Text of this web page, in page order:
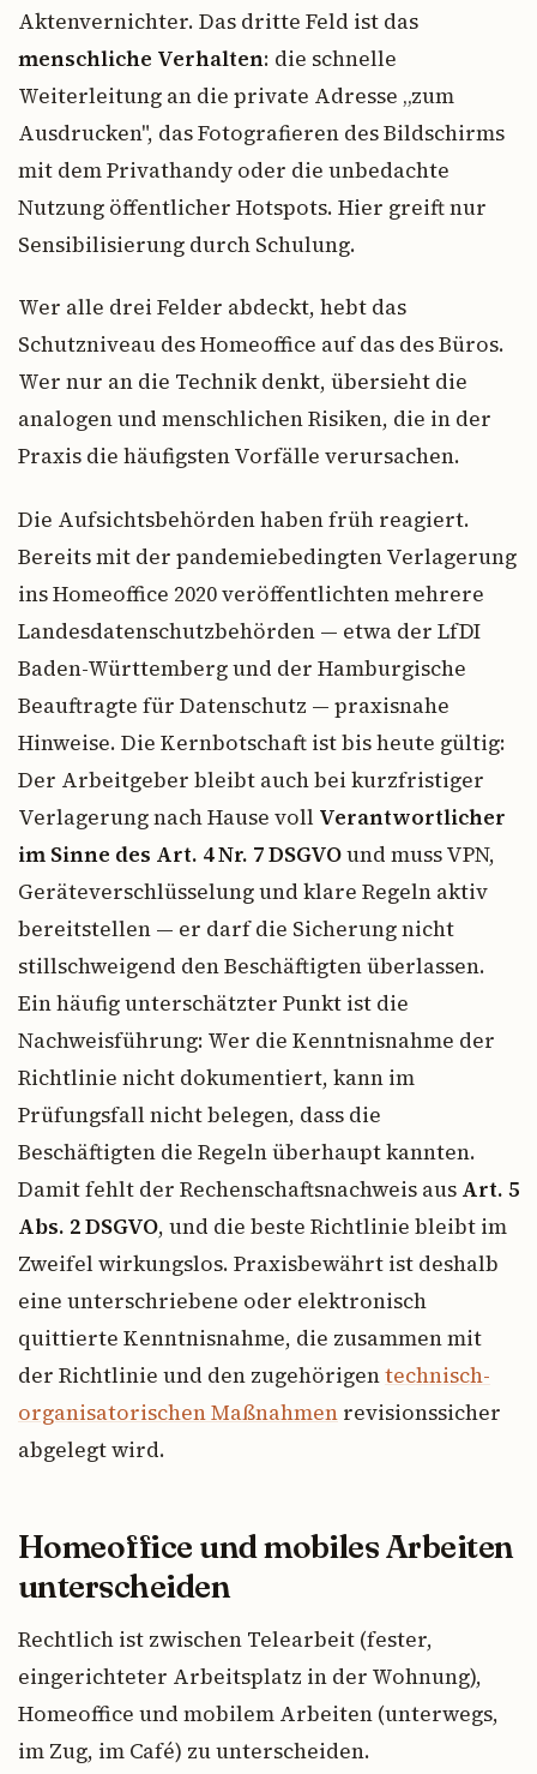
Aktenvernichter. Das dritte Feld ist das
menschliche Verhalten: die schnelle
Weiterleitung an die private Adresse „zum
Ausdrucken", das Fotografieren des Bildschirms
mit dem Privathandy oder die unbedachte
Nutzung öffentlicher Hotspots. Hier greift nur
Sensibilisierung durch Schulung.
Wer alle drei Felder abdeckt, hebt das
Schutzniveau des Homeoffice auf das des Büros.
Wer nur an die Technik denkt, übersieht die
analogen und menschlichen Risiken, die in der
Praxis die häufigsten Vorfälle verursachen.
Die Aufsichtsbehörden haben früh reagiert.
Bereits mit der pandemiebedingten Verlagerung
ins Homeoffice 2020 veröffentlichten mehrere
Landesdatenschutzbehörden — etwa der LfDI
Baden-Württemberg und der Hamburgische
Beauftragte für Datenschutz — praxisnahe
Hinweise. Die Kernbotschaft ist bis heute gültig:
Der Arbeitgeber bleibt auch bei kurzfristiger
Verlagerung nach Hause voll Verantwortlicher
im Sinne des Art. 4 Nr. 7 DSGVOund muss VPN,
Geräteverschlüsselung und klare Regeln aktiv
bereitstellen — er darf die Sicherung nicht
stillschweigend den Beschäftigten überlassen.
Ein häufig unterschätzter Punkt ist die
Nachweisführung: Wer die Kenntnisnahme der
Richtlinie nicht dokumentiert, kann im
Prüfungsfall nicht belegen, dass die
Beschäftigten die Regeln überhaupt kannten.
Damit fehlt der Rechenschaftsnachweis aus Art. 5
Abs. 2 DSGVO, und die beste Richtlinie bleibt im
Zweifel wirkungslos. Praxisbewährt ist deshalb
eine unterschriebene oder elektronisch
quittierte Kenntnisnahme, die zusammen mit
der Richtlinie und den zugehörigentechnisch-
organisatorischen Maßnahmen revisionssicher
abgelegt wird.
Homeoffice und mobiles Arbeiten
unterscheiden
Rechtlich ist zwischen Telearbeit (fester,
eingerichteter Arbeitsplatz in der Wohnung),
Homeoffice und mobilem Arbeiten (unterwegs,
im Zug, im Café) zu unterscheiden.